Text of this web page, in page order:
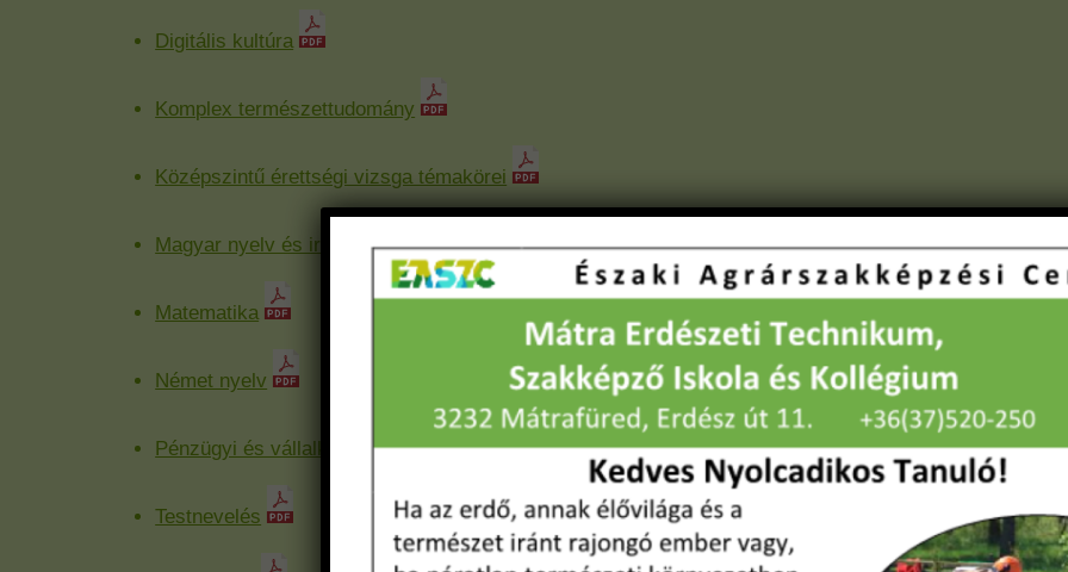
Digitális kultúra
Komplex természettudomány
Középszintű érettségi vizsga témakörei
Magyar nyelv és irodalom
Matematika
Német nyelv
Pénzügyi és vállalkozási ismeretek
Testnevelés